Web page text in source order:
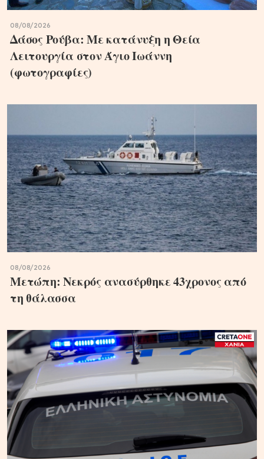
08/08/2026
Δάσος Ρούβα: Με κατάνυξη η Θεία
Λειτουργία στον Άγιο Ιωάννη
(φωτογραφίες)
08/08/2026
Μετώπη: Νεκρός ανασύρθηκε 43χρονος από
τη θάλασσα